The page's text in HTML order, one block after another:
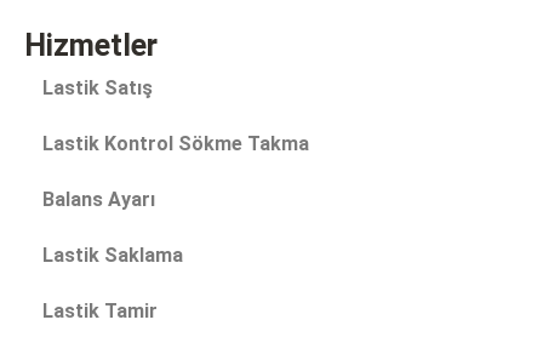
Hizmetler
Lastik Satış
Lastik Kontrol Sökme Takma
Balans Ayarı
Lastik Saklama
Lastik Tamir